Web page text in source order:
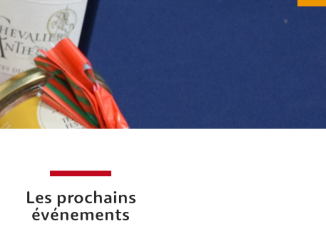
Les prochains
événements